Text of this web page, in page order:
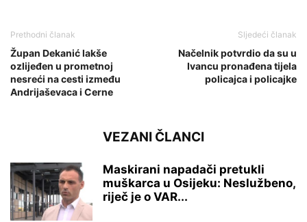
Prethodni članak
Župan Dekanić lakše
ozlijeđen u prometnoj
nesreći na cesti između
Andrijaševaca i Cerne
Sljedeći članak
Načelnik potvrdio da su u
Ivancu pronađena tijela
policajca i policajke
VEZANI ČLANCI
Maskirani napadači pretukli
muškarca u Osijeku: Neslužbeno,
riječ je o VAR...